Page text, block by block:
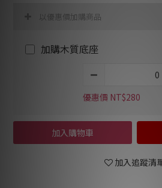
以優惠價加購商品
加購木質底座
優惠價 NT$280
加入購物車
加入追蹤清